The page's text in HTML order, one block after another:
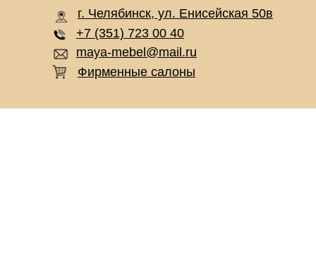
Фирменные салоны
г. Челябинск, ул. Енисейская 50в
+7 (351) 723 00 40
maya-mebel@mail.ru